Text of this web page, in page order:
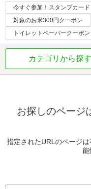
今すぐ参加！スタンプカード
対象のお米300円クーポン
トイレットペーパークーポン
カテゴリから探す
お探しのページ
指定されたURLのページ
能